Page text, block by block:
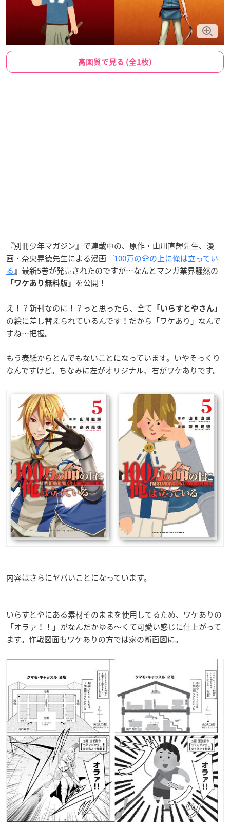
高画質で見る (全1枚)
『別冊少年マガジン』で連載中の、原作・山川直輝先生、漫
画・奈央晃徳先生による漫画『100万の命の上に俺は立ってい
る』最新5巻が発売されたのですが…なんとマンガ業界騒然の
「ワケあり無料版」 を公開！
え！？新刊なのに！？っと思ったら、全て 「いらすとやさん」
の絵に差し替えられているんです！だから「ワケあり」なんで
すね…把握。
もう表紙からとんでもないことになっています。いやそっくり
なんですけど。ちなみに左がオリジナル、右がワケありです。
内容はさらにヤバいことになっています。
いらすとやにある素材そのままを使用してるため、ワケありの
「オラァ！！」がなんだかゆる〜くて可愛い感じに仕上がって
ます。作戦図面もワケありの方では家の断面図に。